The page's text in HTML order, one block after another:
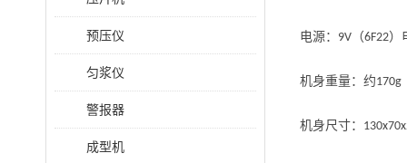
预压仪
匀浆仪
警报器
成型机
电源： 9V （6F22）
机身重量：约170g
机身尺寸：